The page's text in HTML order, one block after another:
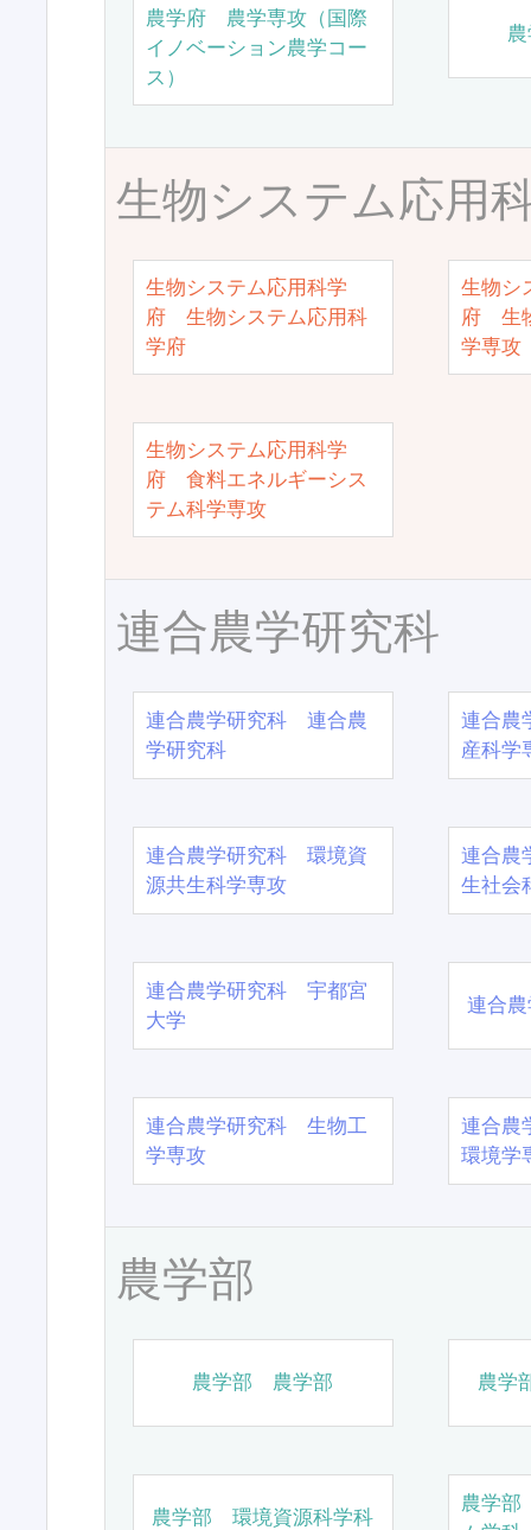
農学府 農学専攻（国際
イノベーション農学コー
ス）
生物システム応用
生物システム応用科学
府 生物システム応用科
学府
生物シ
府 生
学専攻
生物システム応用科学
府 食料エネルギーシス
テム科学専攻
連合農学研究科
連合農学研究科 連合農
学研究科
連合農
産科学
連合農学研究科 環境資
源共生科学専攻
連合農
生社会
連合農学研究科 宇都宮
大学
連合
連合農学研究科 生物工
学専攻
連合農
環境学
農学部
農学部 農学部 農学
農学部 環境資源科学科
農学